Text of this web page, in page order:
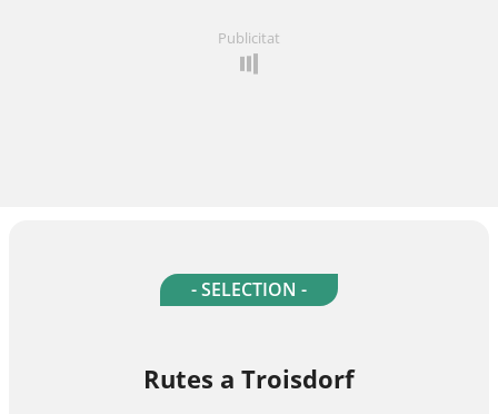
Publicitat
- SELECTION -
Rutes a Troisdorf